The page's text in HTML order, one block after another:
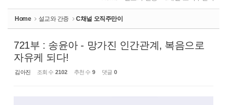
Home 설교와 간증 C채널 오직주만이
721부 : 송윤아 - 망가진 인간관계, 복음으로
자유케 되다!
김아진 조회 수 2102 추천 수 9 댓글 0